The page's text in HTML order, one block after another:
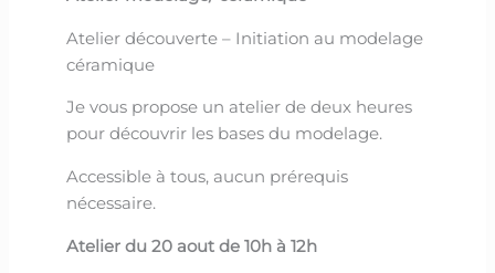
Atelier découverte – Initiation au modelage
céramique
Je vous propose un atelier de deux heures
pour découvrir les bases du modelage.
Accessible à tous, aucun prérequis
nécessaire.
Atelier du 20 aout de 10h à 12h